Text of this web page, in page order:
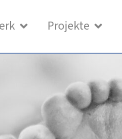
Projekte